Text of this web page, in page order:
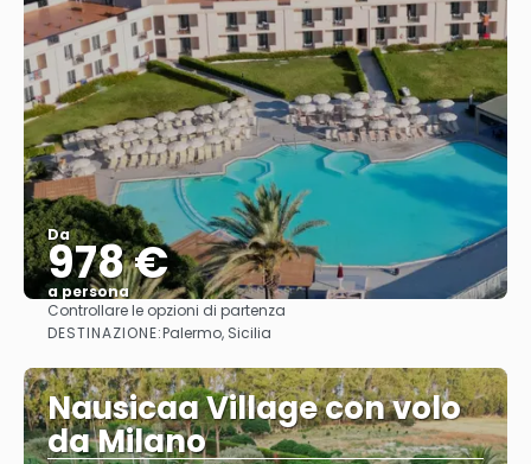
Da
978 €
a persona
Vedere
Controllare le opzioni di partenza
DESTINAZIONE:Palermo, Sicilia
Nausicaa Village con volo
da Milano